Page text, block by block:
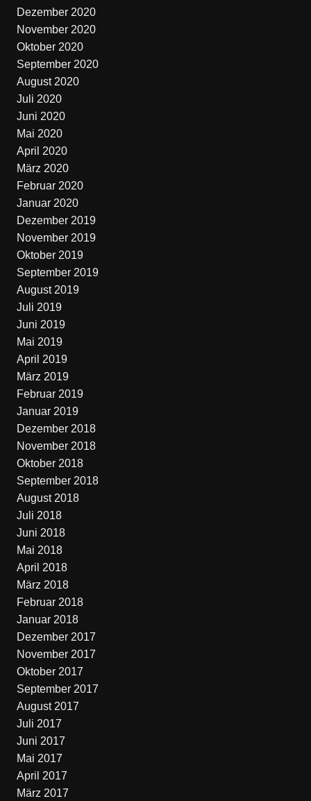
Dezember 2020
November 2020
Oktober 2020
September 2020
August 2020
Juli 2020
Juni 2020
Mai 2020
April 2020
März 2020
Februar 2020
Januar 2020
Dezember 2019
November 2019
Oktober 2019
September 2019
August 2019
Juli 2019
Juni 2019
Mai 2019
April 2019
März 2019
Februar 2019
Januar 2019
Dezember 2018
November 2018
Oktober 2018
September 2018
August 2018
Juli 2018
Juni 2018
Mai 2018
April 2018
März 2018
Februar 2018
Januar 2018
Dezember 2017
November 2017
Oktober 2017
September 2017
August 2017
Juli 2017
Juni 2017
Mai 2017
April 2017
März 2017